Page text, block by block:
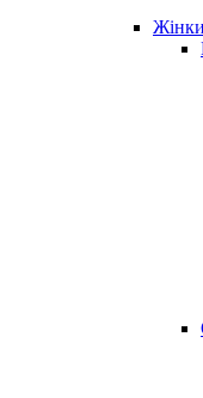
Жінки